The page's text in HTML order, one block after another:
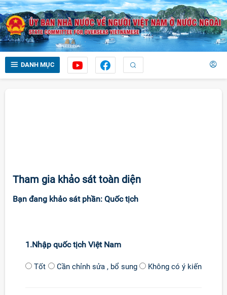
DANH MỤC
Tham gia khảo sát toàn diện
Bạn đang khảo sát phần: Quốc tịch
1.Nhập quốc tịch Việt Nam
Tốt Cần chỉnh sửa , bổ sung Không có ý kiến